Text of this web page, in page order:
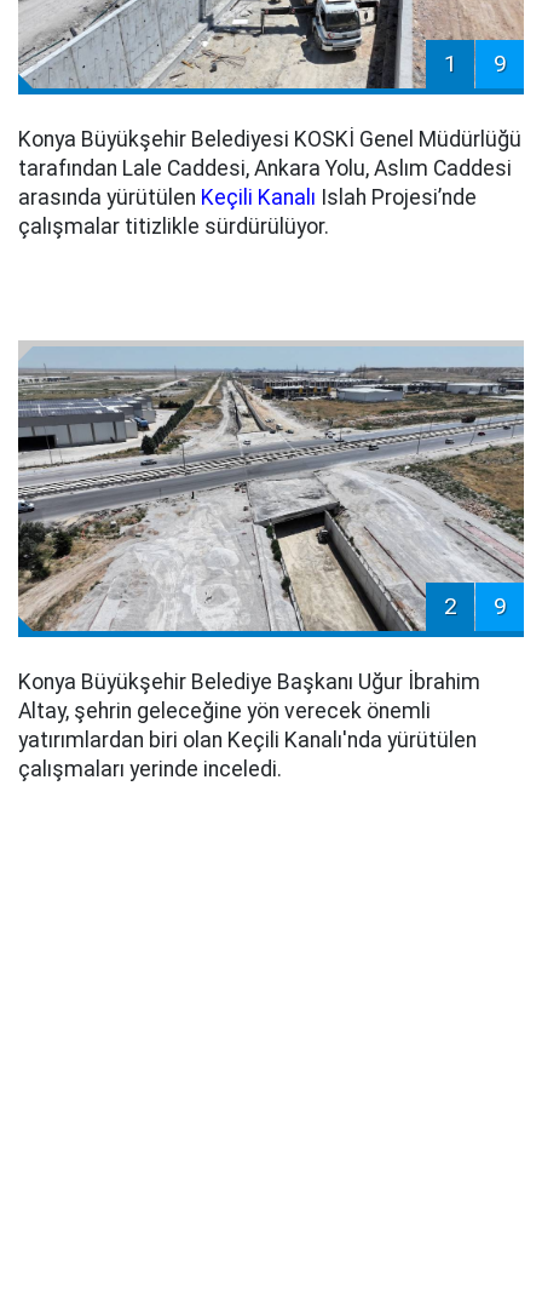
1 9
Konya Büyükşehir Belediyesi KOSKİ Genel Müdürlüğü
tarafından Lale Caddesi, Ankara Yolu, Aslım Caddesi
arasında yürütülen Keçili Kanalı Islah Projesi’nde
çalışmalar titizlikle sürdürülüyor.
2 9
Konya Büyükşehir Belediye Başkanı Uğur İbrahim
Altay, şehrin geleceğine yön verecek önemli
yatırımlardan biri olan Keçili Kanalı'nda yürütülen
çalışmaları yerinde inceledi.